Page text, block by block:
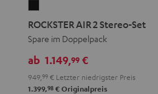
AIR
Set
Schwarz
ROCKSTER AIR 2 Stereo-Set
Spare im Doppelpack
ab 1.149,99 €
949, 99 € Letzter niedrigster Preis
1.399,98 € Originalpreis